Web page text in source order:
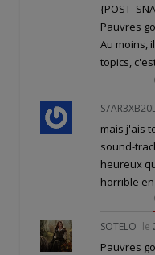
Pauvres
Au moins,
topics,
mais j'ais
sound-
heureux
horrible
SOTELO le
Pauvres